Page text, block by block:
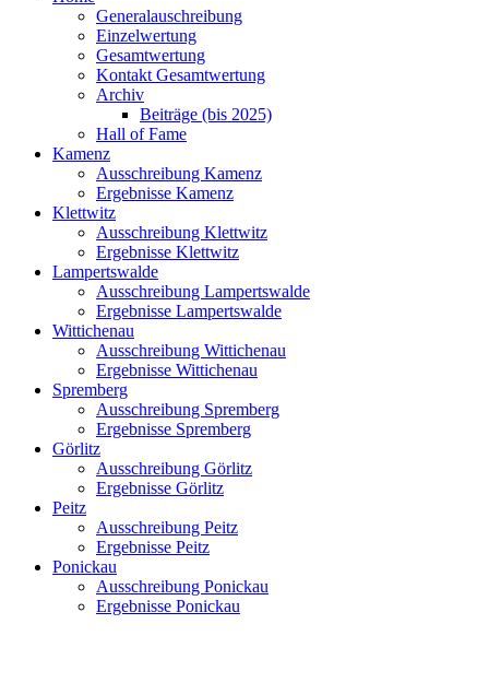
Generalauschreibung
Einzelwertung
Gesamtwertung
Kontakt Gesamtwertung
Archiv
Beiträge (bis 2025)
Hall of Fame
Kamenz
Ausschreibung Kamenz
Ergebnisse Kamenz
Klettwitz
Ausschreibung Klettwitz
Ergebnisse Klettwitz
Lampertswalde
Ausschreibung Lampertswalde
Ergebnisse Lampertswalde
Wittichenau
Ausschreibung Wittichenau
Ergebnisse Wittichenau
Spremberg
Ausschreibung Spremberg
Ergebnisse Spremberg
Görlitz
Ausschreibung Görlitz
Ergebnisse Görlitz
Peitz
Ausschreibung Peitz
Ergebnisse Peitz
Ponickau
Ausschreibung Ponickau
Ergebnisse Ponickau